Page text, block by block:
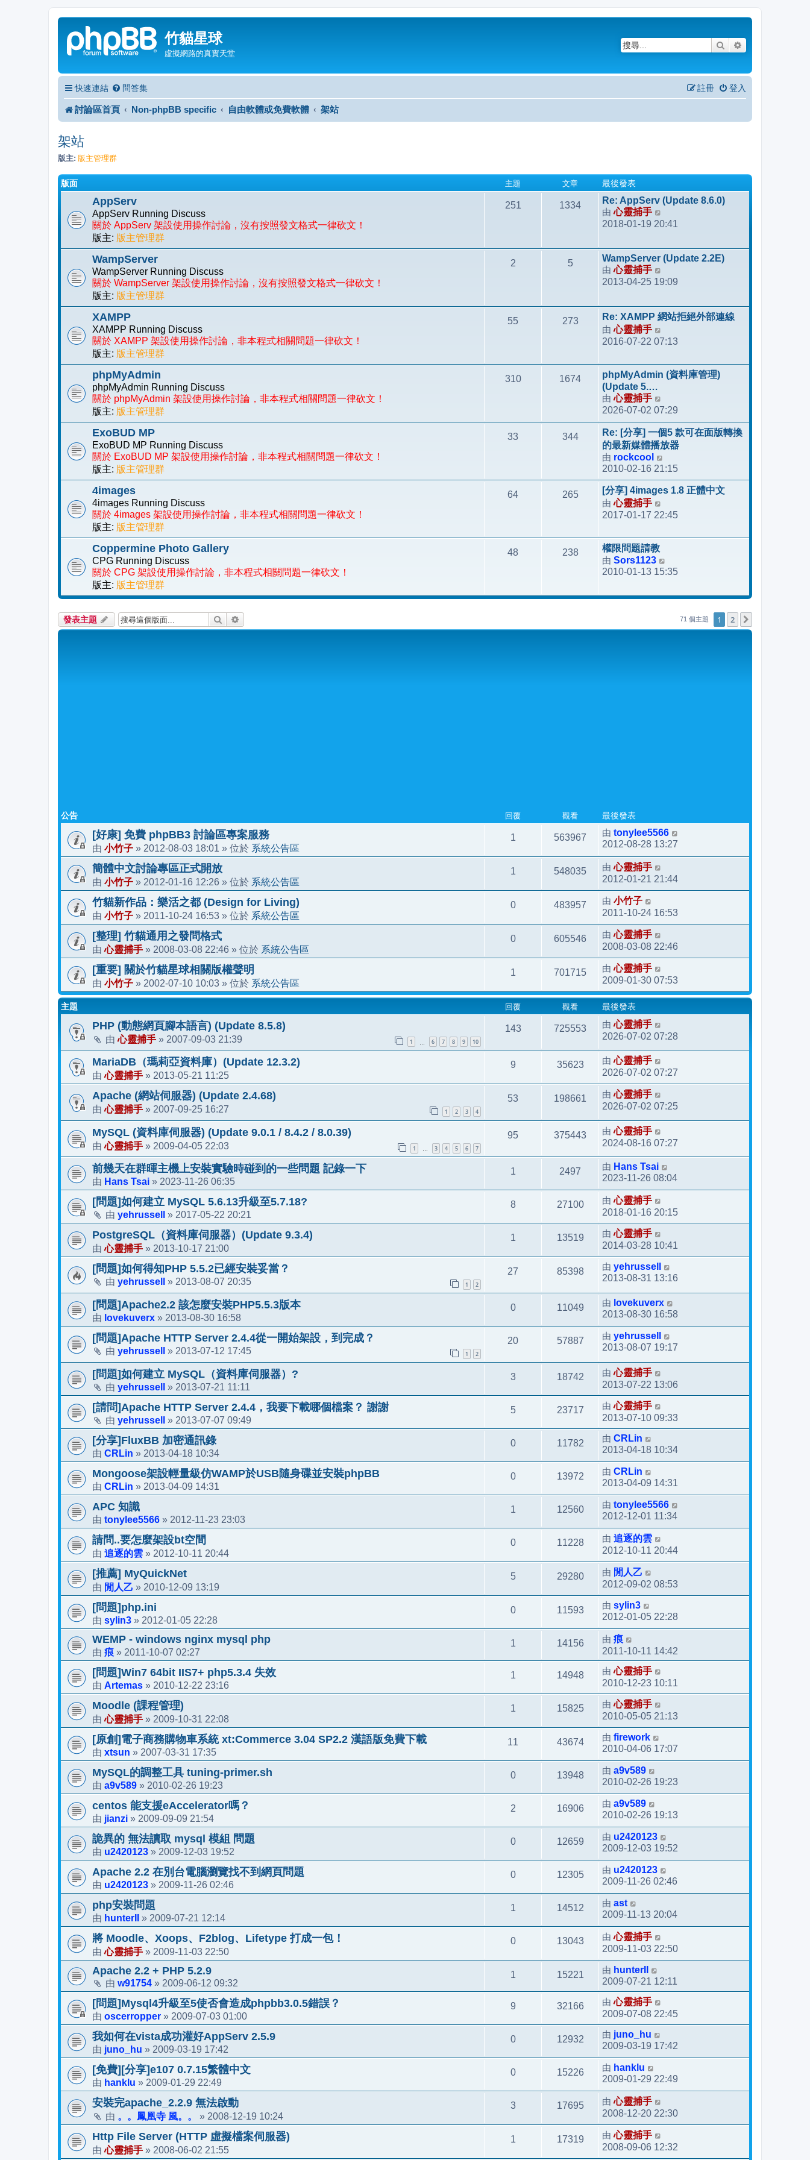
竹貓星球
虛擬網路的真實天堂
搜尋
快速連結 問答集 登入
註冊
討論區首頁 Non-phpBB specific 自由軟體或免費軟體 架站
架站
版主: 版主管理群
版面 主題 文章 最後發表
AppServ
AppServ Running Discuss
關於 AppServ 架設使用操作討論，沒有按照發文格式一律砍文！
版主: 版主管理群
251 1334
Re: AppServ (Update 8.6.0)
由心靈捕手
視
後
發
表
2018-01-19 20:41
WampServer
WampServer Running Discuss
關於 WampServer 架設使用操作討論，沒有按照發文格式一律砍文！
版主: 版主管理群
2 5
WampServer (Update 2.2E)
由心靈捕手
視
後
發
表
2013-04-25 19:09
XAMPP
XAMPP Running Discuss
關於 XAMPP 架設使用操作討論，非本程式相關問題一律砍文！
版主: 版主管理群
55 273
Re: XAMPP 網站拒絕外部連線
由心靈捕手
視
後
發
2016-07-22 07:13
phpMyAdmin
phpMyAdmin Running Discuss
關於 phpMyAdmin 架設使用操作討論，非本程式相關問題一律砍文！
版主: 版主管理群
310 1674
phpMyAdmin (資料庫管理)
(Update 5.…
由心靈捕手
視
最
後
發
表
2026-07-02 07:29
ExoBUD MP
ExoBUD MP Running Discuss
關於 ExoBUD MP 架設使用操作討論，非本程式相關問題一律砍文！
版主: 版主管理群
33 344
Re: [分享] 一個5 款可在面版轉換
的最新媒體播放器
由 rockcool
視
最
後
發
2010-02-16 21:15
4images
4images Running Discuss
關於 4images 架設使用操作討論，非本程式相關問題一律砍文！
版主: 版主管理群
64 265
[分享] 4images 1.8 正體中文
由心靈捕手
視
發
表
2017-01-17 22:45
Coppermine Photo Gallery
CPG Running Discuss
關於 CPG 架設使用操作討論，非本程式相關問題一律砍文！
版主: 版主管理群
48 238
權限問題請教
由 Sors1123
視
後
表
2010-01-13 15:35
發表主題 搜尋 71 個主題 1 2
公告 回覆 觀看 最後發表
[好康] 免費 phpBB3 討論區專案服務
由 小竹子 » 2012-08-03 18:01 » 位於 系統公告區
1 563967 由 tonylee5566
2012-08-28 13:27
簡體中文討論專區正式開放
由 小竹子 » 2012-01-16 12:26 » 位於 系統公告區
1 548035 由心靈捕手
2012-01-21 21:44
竹貓新作品：樂活之都 (Design for Living)
由 小竹子 » 2011-10-24 16:53 » 位於 系統公告區
0 483957 由 小竹子
2011-10-24 16:53
[整理] 竹貓通用之發問格式
由心靈捕手 » 2008-03-08 22:46 » 位於 系統公告區
0 605546 由心靈捕手
2008-03-08 22:46
[重要] 關於竹貓星球相關版權聲明
由 小竹子 » 2002-07-10 10:03 » 位於 系統公告區
1 701715 由心靈捕手
2009-01-30 07:53
主題 回覆 觀看 最後發表
PHP (動態網頁腳本語言) (Update 8.5.8)
由心靈捕手 » 2007-09-03 21:39 1 … 6 7 8 9 10
143 725553 由心靈捕手
2026-07-02 07:28
MariaDB（瑪莉亞資料庫）(Update 12.3.2)
由心靈捕手 » 2013-05-21 11:25
9 35623 由心靈捕手
2026-07-02 07:27
Apache (網站伺服器) (Update 2.4.68)
由心靈捕手 » 2007-09-25 16:27 1 2 3 4
53 198661 由心靈捕手
2026-07-02 07:25
MySQL (資料庫伺服器) (Update 9.0.1 / 8.4.2 / 8.0.39)
由心靈捕手 » 2009-04-05 22:03 1 3 4 5 6 7
95 375443 由心靈捕手
2024-08-16 07:27
前幾天在群暉主機上安裝實驗時碰到的一些問題 記錄一下
由 Hans Tsai » 2023-11-26 06:35
1 2497 由 Hans Tsai
2023-11-26 08:04
[問題]如何建立 MySQL 5.6.13升級至5.7.18?
由 yehrussell » 2017-05-22 20:21
8 27100 由心靈捕手
2018-01-16 20:15
PostgreSQL（資料庫伺服器）(Update 9.3.4)
由心靈捕手 » 2013-10-17 21:00
1 13519 由心靈捕手
2014-03-28 10:41
[問題]如何得知PHP 5.5.2已經安裝妥當？
由 yehrussell » 2013-08-07 20:35 1 2
27 85398 由 yehrussell
2013-08-31 13:16
[問題]Apache2.2 該怎麼安裝PHP5.5.3版本
由 lovekuverx » 2013-08-30 16:58
0 11049 由 lovekuverx
2013-08-30 16:58
[問題]Apache HTTP Server 2.4.4從一開始架設，到完成？
由 yehrussell » 2013-07-12 17:45 1 2
20 57887 由 yehrussell
2013-08-07 19:17
[問題]如何建立 MySQL（資料庫伺服器）?
由 yehrussell » 2013-07-21 11:11
3 18742 由心靈捕手
2013-07-22 13:06
[請問]Apache HTTP Server 2.4.4，我要下載哪個檔案？ 謝謝
由 yehrussell » 2013-07-07 09:49
5 23717 由心靈捕手
2013-07-10 09:33
[分享]FluxBB 加密通訊錄
由 CRLin » 2013-04-18 10:34
0 11782 由 CRLin
2013-04-18 10:34
Mongoose架設輕量級仿WAMP於USB隨身碟並安裝phpBB
由 CRLin » 2013-04-09 14:31
0 13972 由 CRLin
2013-04-09 14:31
APC 知識
由 tonylee5566 » 2012-11-23 23:03
1 12560 由 tonylee5566
2012-12-01 11:34
請問..要怎麼架設bt空間
由 追逐的雲 » 2012-10-11 20:44
0 11228 由 追逐的雲
2012-10-11 20:44
[推薦] MyQuickNet
由 閒人乙 » 2010-12-09 13:19
5 29280 由 閒人乙
2012-09-02 08:53
[問題]php.ini
由 sylin3 » 2012-01-05 22:28
0 11593 由 sylin3
2012-01-05 22:28
WEMP - windows nginx mysql php
由 痕 » 2011-10-07 02:27
1 14156 由 痕
2011-10-11 14:42
[問題]Win7 64bit IIS7+ php5.3.4 失效
由 Artemas » 2010-12-22 23:16
1 14948 由心靈捕手
2010-12-23 10:11
Moodle (課程管理)
由心靈捕手 » 2009-10-31 22:08
1 15825 由心靈捕手
2010-05-05 21:13
[原創]電子商務購物車系統 xt:Commerce 3.04 SP2.2 漢語版免費下載
由 xtsun » 2007-03-31 17:35
11 43674 由 firework
2010-04-06 17:07
MySQL的調整工具 tuning-primer.sh
由 a9v589 » 2010-02-26 19:23
0 13948 由 a9v589
2010-02-26 19:23
centos 能支援eAccelerator嗎？
由 jianzi » 2009-09-09 21:54
2 16906 由 a9v589
2010-02-26 19:13
詭異的 無法讀取 mysql 模組 問題
由 u2420123 » 2009-12-03 19:52
0 12659 由 u2420123
2009-12-03 19:52
Apache 2.2 在別台電腦瀏覽找不到網頁問題
由 u2420123 » 2009-11-26 02:46
0 12305 由 u2420123
2009-11-26 02:46
php安裝問題
由 hunterII » 2009-07-21 12:14
1 14512 由 ast
2009-11-13 20:04
將 Moodle、Xoops、F2blog、Lifetype 打成一包！
由心靈捕手 » 2009-11-03 22:50
0 13043 由心靈捕手
2009-11-03 22:50
Apache 2.2 + PHP 5.2.9
由 w91754 » 2009-06-12 09:32
1 15221 由 hunterII
2009-07-21 12:11
[問題]Mysql4升級至5使否會造成phpbb3.0.5錯誤？
由 oscerropper » 2009-07-03 01:00
9 32166 由心靈捕手
2009-07-08 22:45
我如何在vista成功灌好AppServ 2.5.9
由 juno_hu » 2009-03-19 17:42
0 12932 由 juno_hu
2009-03-19 17:42
[免費][分享]e107 0.7.15繁體中文
由 hanklu » 2009-01-29 22:49
0 15226 由 hanklu
2009-01-29 22:49
安裝完apache_2.2.9 無法啟動
由 。。鳳凰寺 風。。 » 2008-12-19 10:24
3 17695 由心靈捕手
2008-12-20 22:30
Http File Server (HTTP 虛擬檔案伺服器)
由心靈捕手 » 2008-06-02 21:55
1 17319 由心靈捕手
2008-09-06 12:32